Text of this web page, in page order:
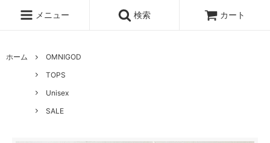
メニュー 検索 カート
ホーム
OMNIGOD
TOPS
Unisex
SALE